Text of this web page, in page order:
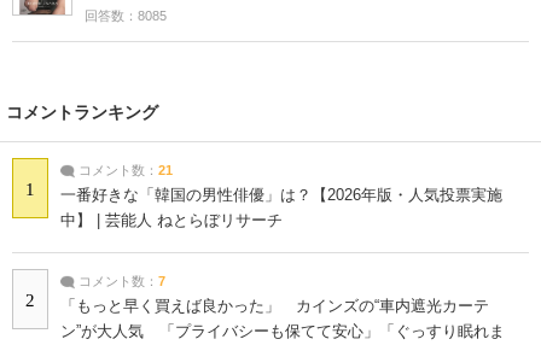
回答数：8085
コメントランキング
1
コメント数： 21
一番好きな「韓国の男性俳優」は？【2026年版・人気投票実施
中】 | 芸能人 ねとらぼリサーチ
2
コメント数： 7
「もっと早く買えば良かった」 カインズの“車内遮光カーテ
ン”が大人気 「プライバシーも保てて安心」「ぐっすり眠れま